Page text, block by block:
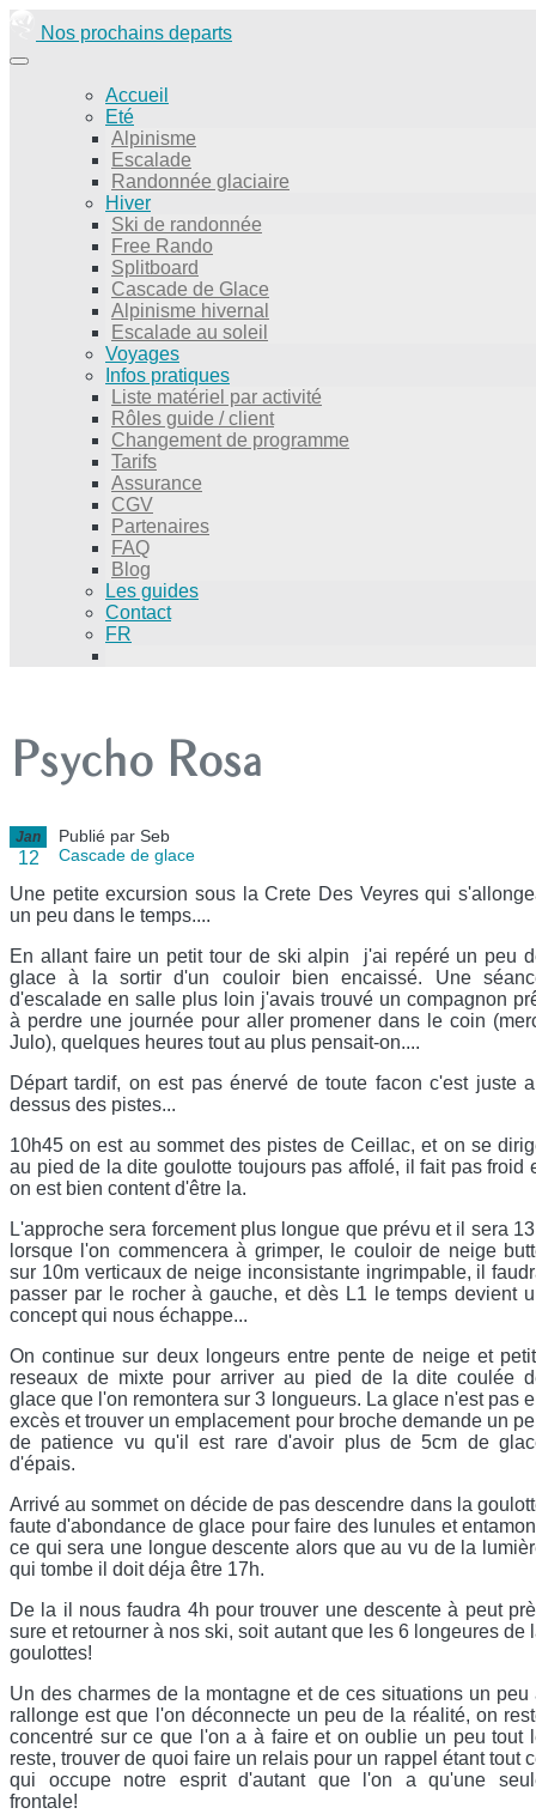
Nos prochains departs
Accueil
Eté
Alpinisme
Escalade
Randonnée glaciaire
Hiver
Ski de randonnée
Free Rando
Splitboard
Cascade de Glace
Alpinisme hivernal
Escalade au soleil
Voyages
Infos pratiques
Liste matériel par activité
Rôles guide / client
Changement de programme
Tarifs
Assurance
CGV
Partenaires
FAQ
Blog
Les guides
Contact
FR
Psycho Rosa
Jan
12
Publié par Seb
Cascade de glace
Une petite excursion sous la Crete Des Veyres qui
un peu dans le temps....
En allant faire un petit tour de ski alpin j'ai repéré un peu
glace à la sortir d'un couloir bien encaissé. Une
d'escalade en salle plus loin j'avais trouvé un compagnon
à perdre une journée pour aller promener dans le coin
Julo), quelques heures tout au plus pensait-on....
Départ tardif, on est pas énervé de toute facon c'est juste
dessus des pistes...
10h45 on est au sommet des pistes de Ceillac, et on se
au pied de la dite goulotte toujours pas affolé, il fait pas froid
on est bien content d'être la.
L'approche sera forcement plus longue que prévu et il sera
lorsque l'on commencera à grimper, le couloir de neige
sur 10m verticaux de neige inconsistante ingrimpable, il
passer par le rocher à gauche, et dès L1 le temps devient
concept qui nous échappe...
On continue sur deux longeurs entre pente de neige et
reseaux de mixte pour arriver au pied de la dite coulée
glace que l'on remontera sur 3 longueurs. La glace n'est pas
excès et trouver un emplacement pour broche demande un
de patience vu qu'il est rare d'avoir plus de 5cm de
d'épais.
Arrivé au sommet on décide de pas descendre dans la
faute d'abondance de glace pour faire des lunules et
ce qui sera une longue descente alors que au vu de la
qui tombe il doit déja être 17h.
De la il nous faudra 4h pour trouver une descente à peut
sure et retourner à nos ski, soit autant que les 6 longeures de
goulottes!
Un des charmes de la montagne et de ces situations un peu
rallonge est que l'on déconnecte un peu de la réalité, on
concentré sur ce que l'on a à faire et on oublie un peu tout
reste, trouver de quoi faire un relais pour un rappel étant tout
qui occupe notre esprit d'autant que l'on a qu'une
frontale!